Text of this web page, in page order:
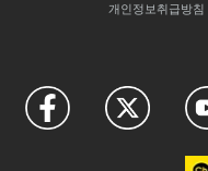
개인정보취급방침